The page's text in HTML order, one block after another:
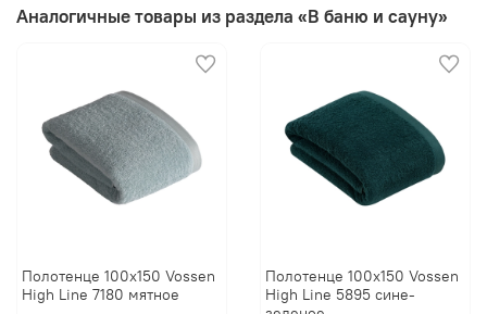
Аналогичные товары из раздела «В баню и сауну»
Полотенце 100x150 Vossen
High Line 7180 мятное
Полотенце 100x150 Vossen
High Line 5895 сине-